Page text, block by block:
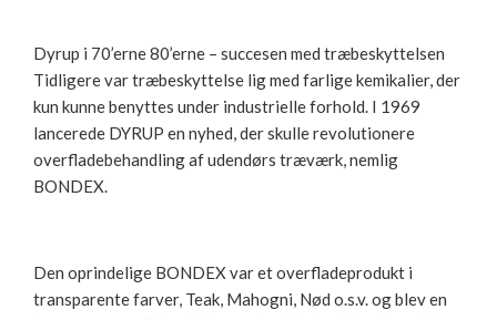
Dyrup i 70’erne 80’erne – succesen med træbeskyttelsen
Tidligere var træbeskyttelse lig med farlige kemikalier, der
kun kunne benyttes under industrielle forhold. I 1969
lancerede DYRUP en nyhed, der skulle revolutionere
overfladebehandling af udendørs træværk, nemlig
BONDEX.
Den oprindelige BONDEX var et overfladeprodukt i
transparente farver, Teak, Mahogni, Nød o.s.v. og blev en